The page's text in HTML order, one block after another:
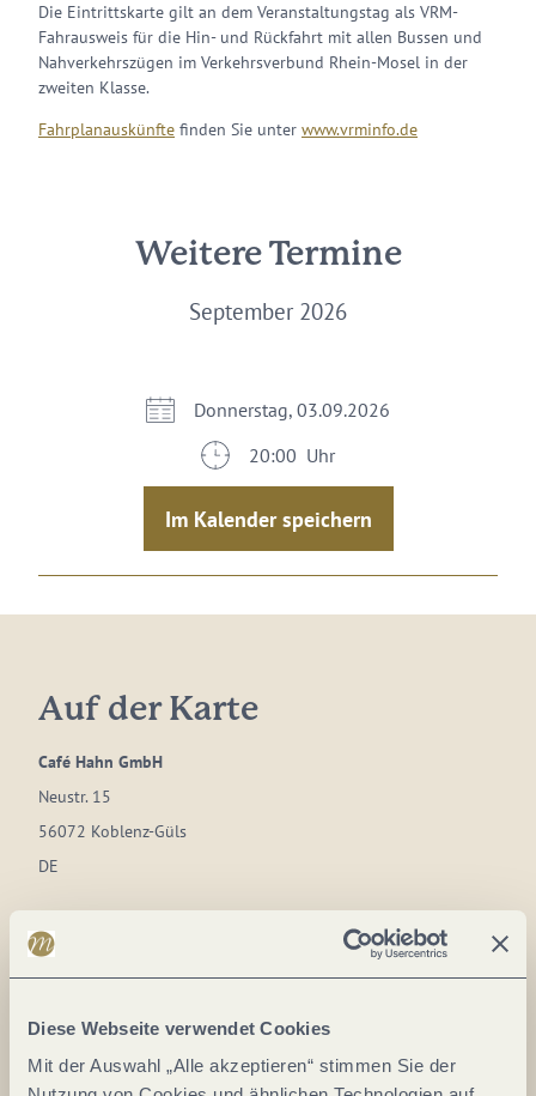
Diese Webseite verwendet Cookies
Mit der Auswahl „Alle akzeptieren“ stimmen Sie der
Die Eintrittskarte gilt an dem Veranstaltungstag als VRM-
Fahrausweis für die Hin- und Rückfahrt mit allen Bussen und
Nahverkehrszügen im Verkehrsverbund Rhein-Mosel in der
zweiten Klasse.
Fahrplanauskünfte finden Sie unter www.vrminfo.de
Weitere Termine
September 2026
Donnerstag, 03.09.2026
20:00 Uhr
Im Kalender speichern
Auf der Karte
Café Hahn GmbH
Neustr. 15
56072 Koblenz-Güls
DE
Tel.:
E-Mail: